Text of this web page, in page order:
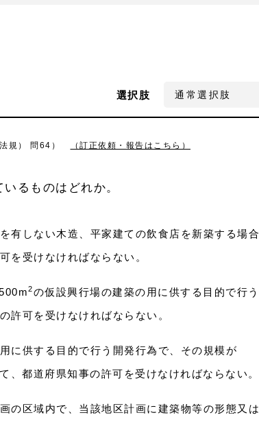
選択肢
規） 問64） （訂正依頼・報告はこちら）
るものはどれか。
有しない木造、平家建ての飲食店を新築する場合
を受けなければならない。
2の仮設興行場の建築の用に供する目的で行
許可を受けなければならない。
に供する目的で行う開発行為で、その規模が
、都道府県知事の許可を受けなければならない。
の区域内で、当該地区計画に建築物等の形態又